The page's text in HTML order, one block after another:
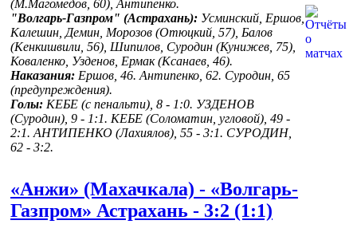
(М.Магомедов, 60), Антипенко.
"Волгарь-Газпром" (Астрахань): Усминский, Ершов,
Калешин, Демин, Морозов (Отюцкий, 57), Балов
(Кенкишвили, 56), Шипилов, Суродин (Кунижев, 75),
Коваленко, Узденов, Ермак (Ксанаев, 46).
Наказания: Ершов, 46. Антипенко, 62. Суродин, 65
(предупреждения).
Голы: КЕБЕ (с пенальти), 8 - 1:0. УЗДЕНОВ
(Суродин), 9 - 1:1. КЕБЕ (Соломатин, угловой), 49 -
2:1. АНТИПЕНКО (Лахиялов), 55 - 3:1. СУРОДИН,
62 - 3:2.
«Анжи» (Махачкала) - «Волгарь-
Газпром» Астрахань - 3:2 (1:1)